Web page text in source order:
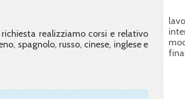
realizziamo corsi e relativo
spagnolo, russo, cinese, inglese e